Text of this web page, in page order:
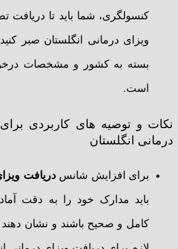
کنسولگری، شما باید تا دریافت
ویزای درمانی انگلستان صبر
بسته به کشور و مشخصات
است.
نکات و توصیه های کاربردی
درمانی انگلستان
برای افزایش شانسدریافت
باید مدارک خود را به دقت
کامل و صحیح باشند و نشان